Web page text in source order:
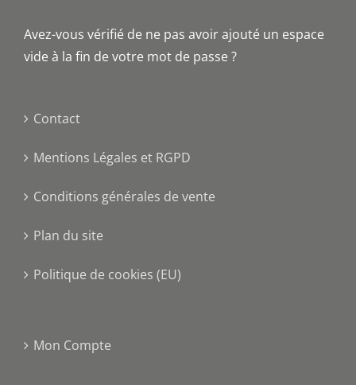
Avez-vous vérifié de ne pas avoir ajouté un espace
vide à la fin de votre mot de passe ?
Contact
Mentions Légales et RGPD
Conditions générales de vente
Plan du site
Politique de cookies (EU)
Mon Compte